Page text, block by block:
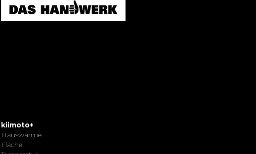
kiimoto+
Hauswärme
Fläche